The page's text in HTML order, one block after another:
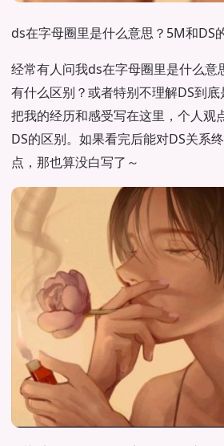
ds在字母圈里是什么意思？5M和DS
经常有人问我ds在字母圈里是什么意
有什么区别？或者特别不理解DS到
把我的经历和感受写在这里，个人观
DS的区别。如果看完后能对DS关系
点，那也算没白写了～